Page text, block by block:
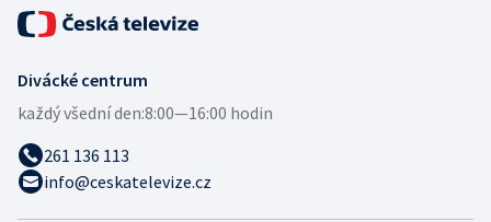
Divácké centrum
každý všední den:8:00—16:00 hodin
261 136 113
info@ceskatelevize.cz